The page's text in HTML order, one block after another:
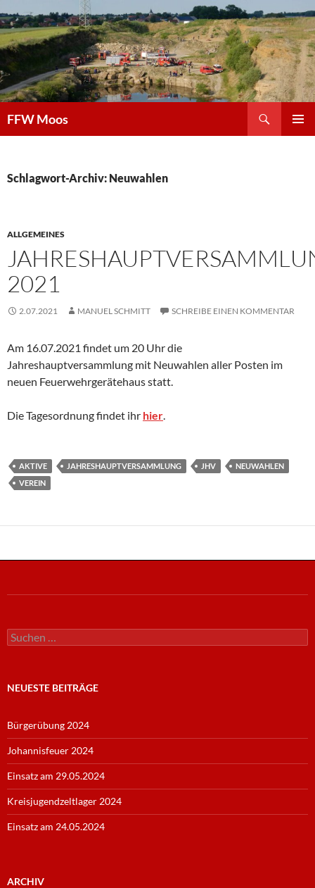
Inhalt
springen
FFW Moos
Schlagwort-Archiv: Neuwahlen
ALLGEMEINES
2021
2.07.2021 MANUEL SCHMITT SCHREIBE EINEN KOMMENTAR
Am 16.07.2021 findet um 20 Uhr die
Jahreshauptversammlung mit Neuwahlen aller Posten im
neuen Feuerwehrgerätehaus statt.
Die Tagesordnung findet ihr hier
AKTIVE JAHRESHAUPTVERSAMMLUNG JHV
NEUWAHLEN
VEREIN
Suche
nach:
NEUESTE BEITRÄGE
Bürgerübung 2024
Johannisfeuer 2024
Einsatz am 29.05.2024
Kreisjugendzeltlager 2024
Einsatz am 24.05.2024
ARCHIV